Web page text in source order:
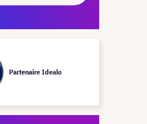
Partenaire Idealo